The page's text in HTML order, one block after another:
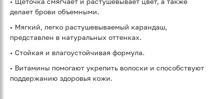
делает брови объемными.
• Мягкий, легко растушевываемый карандаш,
представлен в натуральных оттенках.
• Стойкая и влагоустойчивая формула.
• Витамины помогают укрепить волоски и способствуют
поддержанию здоровья кожи.